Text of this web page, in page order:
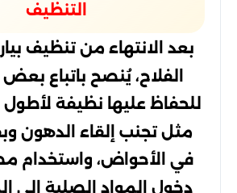
التنظيف
بعد الانتهاء من تنظيف
الفلاح، يُنصح باتباع بعض
للحفاظ عليها نظيفة لأطول
مثل تجنب إلقاء الدهون
في الأحواض، واستخدام
دخول المواد الصلبة إلى